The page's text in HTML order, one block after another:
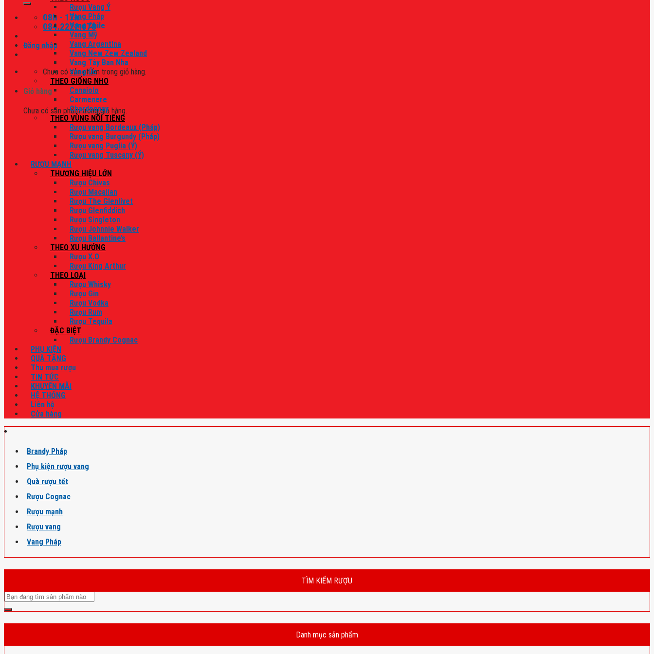
08h - 17h
084.2222.678
Đăng nhập
Chưa có sản phẩm trong giỏ hàng.
Giỏ hàng
Chưa có sản phẩm trong giỏ hàng.
Rượu Vang Ý
Vang Pháp
Vang Chile
Vang Mỹ
Vang Argentina
Vang New Zew Zealand
Vang Tây Ban Nha
Vang Úc
THEO GIỐNG NHO
Canaiolo
Carmenere
Chardonnay
THEO VÙNG NỔI TIẾNG
Rượu vang Bordeaux (Pháp)
Rượu vang Burgundy (Pháp)
Rượu vang Puglia (Ý)
Rượu vang Tuscany (Ý)
RƯỢU MẠNH
THƯƠNG HIỆU LỚN
Rượu Chivas
Rượu Macallan
Rượu The Glenlivet
Rượu Glenfiddich
Rượu Singleton
Rượu Johnnie Walker
Rượu Ballantine’s
THEO XU HƯỚNG
Rượu X.O
Rượu King Arthur
THEO LOẠI
Rượu Whisky
Rượu Gin
Rượu Vodka
Rượu Rum
Rượu Tequila
ĐẶC BIỆT
Rượu Brandy Cognac
PHỤ KIỆN
QUÀ TẶNG
Thu mua rượu
TIN TỨC
KHUYẾN MÃI
HỆ THỐNG
Liên hệ
Cửa hàng
Brandy Pháp
Phụ kiện rượu vang
Quà rượu tết
Rượu Cognac
Rượu mạnh
Rượu vang
Vang Pháp
TÌM KIẾM RƯỢU
Danh mục sản phẩm